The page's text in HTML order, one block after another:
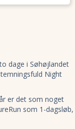
dage i Søhøjlandet
Night
er det som noget
som 1-dagsløb,